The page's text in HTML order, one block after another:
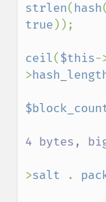
strlen(hash(
true ));
ceil($this-
>
4 bytes,
>salt .